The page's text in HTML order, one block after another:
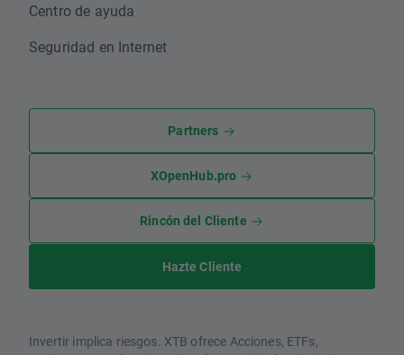
Centro de ayuda
Seguridad en Internet
Partners
XOpenHub.pro
Rincón del Cliente
Hazte Cliente
Invertir implica riesgos. XTB ofrece Acciones, ETFs,